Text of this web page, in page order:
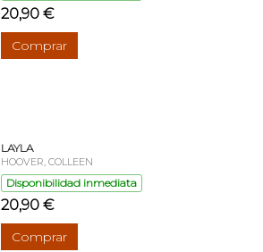
20,90 €
Comprar
LAYLA
HOOVER, COLLEEN
Disponibilidad inmediata
20,90 €
Comprar